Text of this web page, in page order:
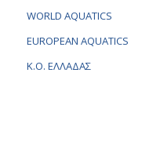
WORLD AQUATICS
EUROPEAN AQUATICS
K.O. ΕΛΛΑΔΑΣ